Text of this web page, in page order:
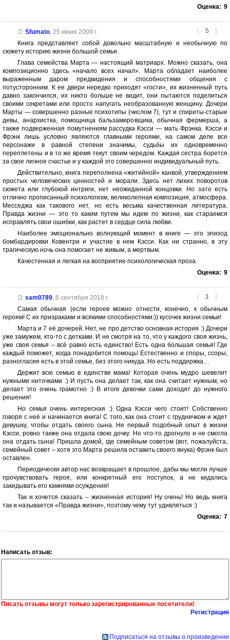
Оценка: 9
[ 5 ]
Sfumato, 25 июня 2009 г.
Книга представляет собой довольно масштабную и необычную по
сюжету историю жизни большой семьи.
Глава семейства Марта — настоящий матриарх. Можно сказать, она
композиционно здесь «начало всех начал». Марта обладает наиболее
выраженным даром предвидения и способностями общения с
потусторонним. К ее двери нередко приходят «гости», их жизненный путь
давно закончился, их никто больше не видит, они пытаются поделиться
своими секретами или просто напугать необразованную женщину. Дочери
Марты — совершенно разные психотипы (числом 7), тут и спириты-старые
девы, анархистка, помощница бальзамировщика, обычная фермерша, а
также подверженная помутнениям рассудка Кэсси — мать Фрэнка. Кэсси и
Фрэнк лишь условно являются главными героями, на самом деле все
персонажи в равной степени значимы, судьбы их одновременно
переплетены и в то же время текут своим чередом. Каждая сестра борется
за свое личное счастье и у каждой это совершенно индивидуальный путь.
Действительно, книга переполнена «житийной» канвой, утверждением
простых человеческих ценностей и морали. Здесь нет лихих поворотов
сюжета или глубокой интриги, нет неожиданной концовки. Но зато есть
отлично прописанный психологизм, великолепная композиция, атмосфера.
Месседжа как такового нет, но есть весьма качественная литература.
Правда жизни — это то каким путем мы идем по жизни, как стараемся
исправлять свои ошибки, как растет в сердце сила любви.
Наиболее эмоционально волнующий момент в книге — это эпизод
бомбардировки Ковентри и участие в нем Кэсси. Как ни странно, в эту
трагическую ночь она помогает не живым, а мертвым.
Качестенная и легкая на восприятие психологическая проза.
Оценка: 9
[ 1 ]
sam0789, 6 сентября 2018 г.
Самая обычная (если героев можно отнести, конечно, к обычным
героям! С их призраками и всякими способностями:)) кусочек жизни семьи!
Марта и 7 её дочерей. Нет, не про детство основная история :) Дочери
уже замужем, кто-то с детками. И не смотря на то, что у каждого своя жизнь,
уже своя семья – всё равно есть единство! Есть одна большая семья! Где
каждый поможет, когда понадобится помощь! Естественно и споры, ссоры,
разногласия есть в этой семье, без этого никуда. Но есть поддержка…
Держит всю семью в единстве мама! Которая очень мудро шевелит
нужными ниточками :) И пусть она делает так, как она считает нужным, но
делает это очень грамотно :) В итоге девочки сами доходят до нужного
решения!
Но семья очень интересная :) Одна Кэсси чего стоит! Собственно
говоря с неё и начинается книга! С того, как она стоит с грудничком и ждет
девушку, чтобы отдать своего сына. Не первый подобный опыт в жизни
Кэсси, ровно также она отдала свою дочку. Но что-то дрогнуло и не смогла
она отдать сына! Пришла домой, где семейным советом (вот, пожалуйста,
семейный совет – хотя это Марта решила оставить своего внука) Фрэнк был
оставлен.
Периодически автор нас возвращает в прошлое, дабы мы могли лучше
прочувствовать героя, или конкретный его поступок, а не кидались
закидывать его камнями осуждения!
Так и хочется сказать – жизненная история! Ну очень! Но ведь книга
так и называется «Правда жизни», поэтому чему тут удивляться :)
Оценка: 7
Написать отзыв:
Писать отзывы могут только зарегистрированные посетители!
Регистрация
Подписаться на отзывы о произведении